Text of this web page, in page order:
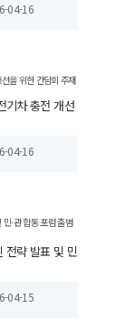
04-16
기차 충전 개선
04-16
전략 발표 및 민
04-15